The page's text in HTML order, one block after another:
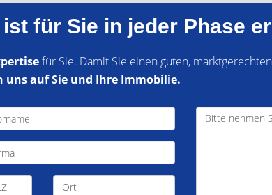
für Sie in jeder Phase
für Sie. Damit Sie einen guten,
uns auf Sie und Ihre Immobilie.